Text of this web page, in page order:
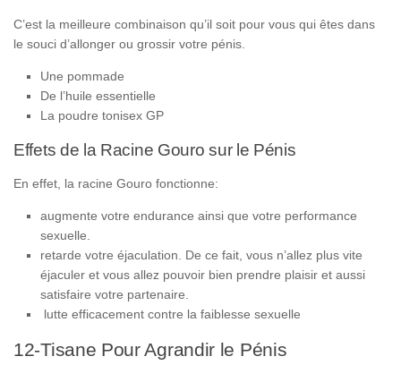
C’est la meilleure combinaison qu’il soit pour vous qui êtes dans
le souci d’allonger ou grossir votre pénis.
Une pommade
De l’huile essentielle
La poudre tonisex GP
Effets de la Racine Gouro sur le Pénis
En effet, la racine Gouro fonctionne:
augmente votre endurance ainsi que votre performance
sexuelle.
retarde votre éjaculation. De ce fait, vous n’allez plus vite
éjaculer et vous allez pouvoir bien prendre plaisir et aussi
satisfaire votre partenaire.
lutte efficacement contre la faiblesse sexuelle
12-Tisane Pour Agrandir le Pénis